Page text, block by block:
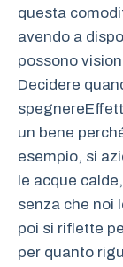
questa
avendo a
possono
Decidere
un bene
esempio, si
le acque
senza che noi
poi si riflette
per quanto